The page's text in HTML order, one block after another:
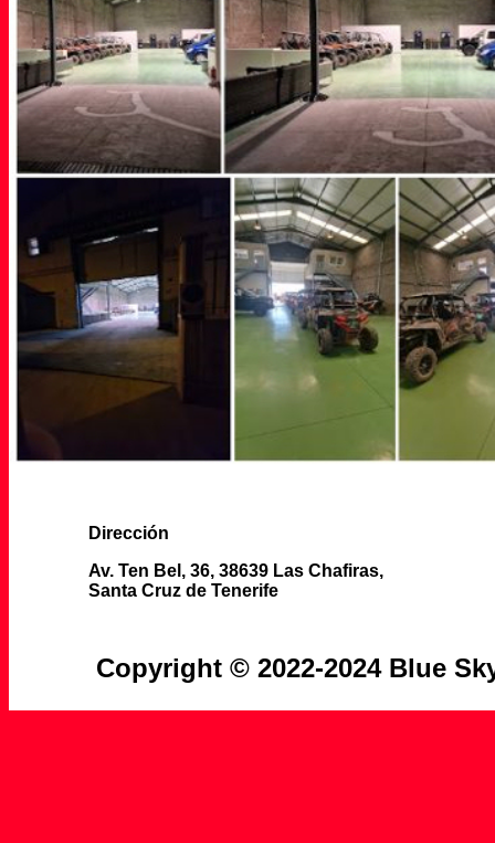
Dirección
Av. Ten Bel, 36, 38639 Las Chafiras,
Santa Cruz de Tenerife
Copyright © 2022-2024 Blue